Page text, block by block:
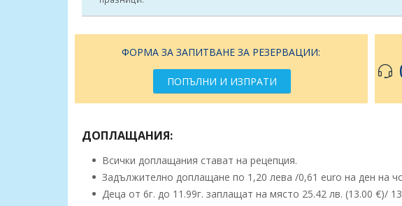
ФОРМА ЗА ЗАПИТВАНЕ ЗА РЕЗЕРВАЦИИ:
ПОПЪЛНИ И ИЗПРАТИ
ДОПЛАЩАНИЯ:
Всички доплащания стават на рецепция.
Задължително доплащане по 1,20 лева /0,61 euro на ден на
Деца от 6г. до 11.99г. заплащат на място 25.42 лв. (13.00 €)/